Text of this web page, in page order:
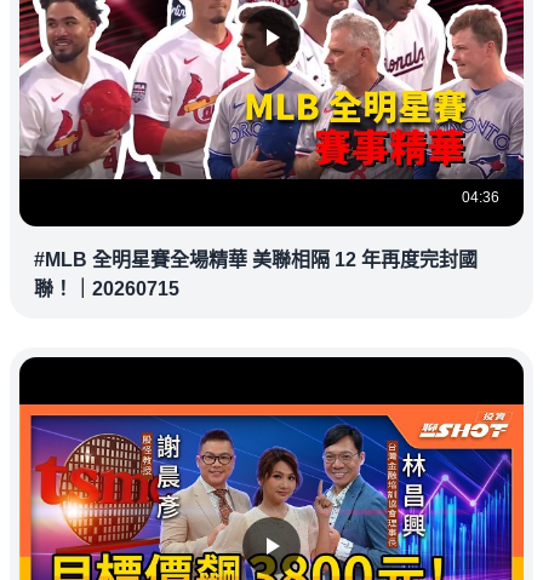
04:36
#MLB 全明星賽全場精華 美聯相隔 12 年再度完封國
聯！｜20260715